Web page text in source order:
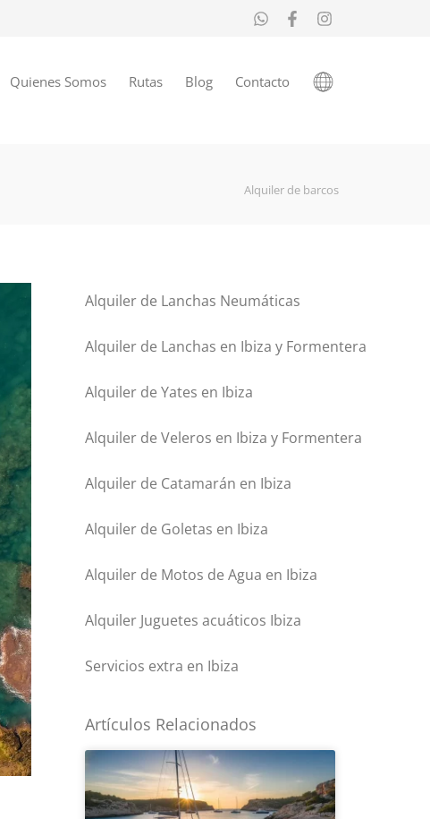
Quienes Somos Rutas Blog Contacto
Alquiler de barcos
Alquiler de Lanchas Neumáticas
Alquiler de Lanchas en Ibiza y Formentera
Alquiler de Yates en Ibiza
Alquiler de Veleros en Ibiza y Formentera
Alquiler de Catamarán en Ibiza
Alquiler de Goletas en Ibiza
Alquiler de Motos de Agua en Ibiza
Alquiler Juguetes acuáticos Ibiza
Servicios extra en Ibiza
Artículos Relacionados